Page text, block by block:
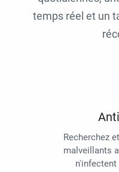
temps réel et un
Recherchez
malveillants
n'infectent